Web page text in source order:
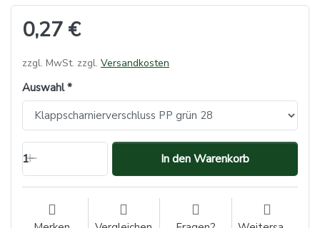
0,27 €
zzgl. MwSt. zzgl. Versandkosten
Auswahl
1 In den Warenkorb